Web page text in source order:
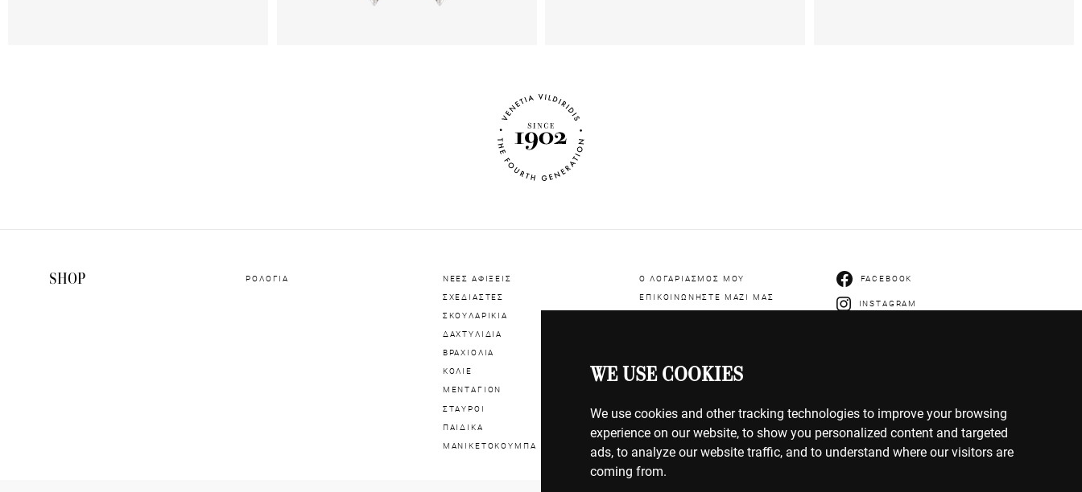
WE USE COOKIES
We use cookies and other tracking technologies to improve your browsing
experience on our website, to show you personalized content and targeted
ads, to analyze our website traffic, and to understand where our visitors are
coming from.
SHOP ΡΟΛΟΓΙΑ ΝΕΕΣ ΑΦΙΞΕΙΣ
ΣΧΕΔΙΑΣΤΕΣ
ΣΚΟΥΛΑΡΙΚΙΑ
ΔΑΧΤΥΛΙΔΙΑ
ΒΡΑΧΙΟΛΙΑ
ΚΟΛΙΕ
ΜΕΝΤΑΓΙΟΝ
ΣΤΑΥΡΟΙ
ΠΑΙΔΙΚΑ
ΜΑΝΙΚΕΤΟΚΟΥΜΠΑ
Ο ΛΟΓΑΡΙΑΣΜΟΣ ΜΟΥ
ΕΠΙΚΟΙΝΩΝΗΣΤΕ ΜΑΖΙ ΜΑΣ
ΕΠΙΣΤΡΟΦΕΣ
ΟΡΟΙ ΧΡΗΣΗΣ
ΠΟΛΙΤΙΚΗ COOKIES
ΠΟΛΙΤΙΚΗ ΑΠΟΡΡΗΤΟΥ
FACEBOOK
INSTAGRAM